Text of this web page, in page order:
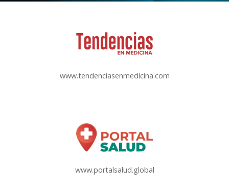
www.tendenciasenmedicina.com
www.portalsalud.global